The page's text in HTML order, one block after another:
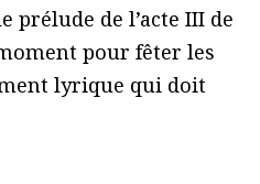
prélude de l’acte III de
pour fêter les
lyrique qui doit